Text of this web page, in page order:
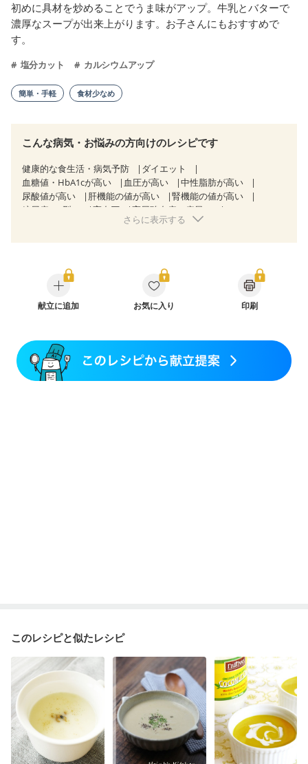
初めに具材を炒めることでうま味がアップ。牛乳とバターで
濃厚なスープが出来上がります。お子さんにもおすすめで
す。
塩分カット カルシウムアップ
簡単・手軽 食材少なめ
こんな病気・お悩みの方向けのレシピです
健康的な食生活・病気予防
ダイエット
血糖値・HbA1cが高い
血圧が高い
中性脂肪が高い
尿酸値が高い
肝機能の値が高い
腎機能の値が高い
糖尿病（2型）
高血圧
高尿酸血症（痛風）
慢性便秘症
CKD（ステージ２）
乳がん（抗がん剤治療中）
乳がん（ホルモン療法中）
乳がん（放射線治療中）
乳がん治療を終えた方・経過観察中の方など
食欲がない
妊婦健診・血糖値が気になる（初期）
妊娠糖尿病(初期)
産後（母乳）
産後（混合栄養）
産後（ミルク）
さらに表示する
献立に追加 お気に入り 印刷
このレシピと似たレシピ